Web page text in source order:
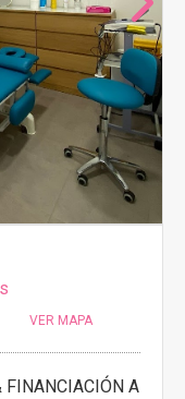
VER MAPA
FINANCIACIÓN A